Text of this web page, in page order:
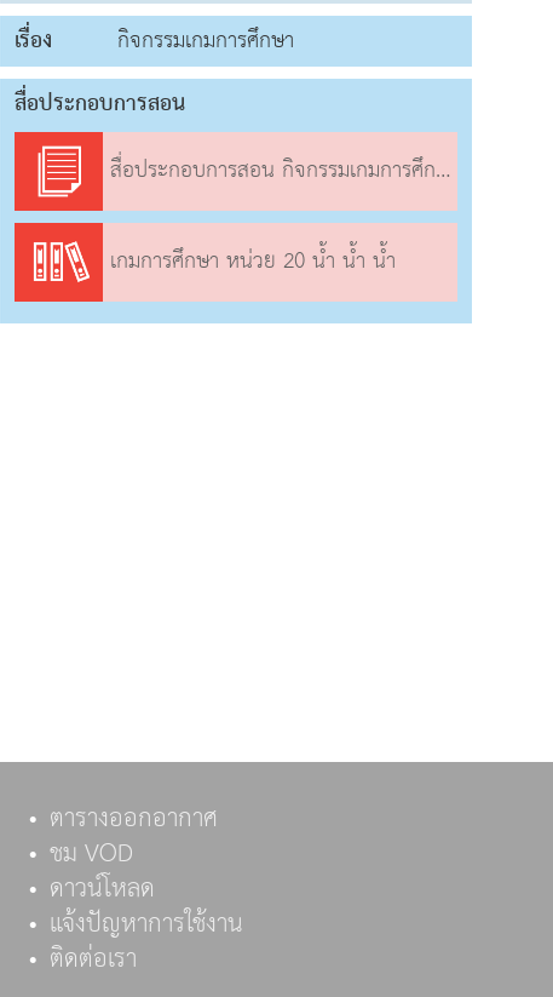
เรื่อง
กิจกรรมเกมการศึกษา
สื่อประกอบการสอน
สื่อประกอบการสอน กิจกรรมเกมการศึกษา
เกมการศึกษา หน่วย 20 น้ำ น้ำ น้ำ
ตารางออกอากาศ
ชม VOD
ดาวน์โหลด
แจ้งปัญหาการใช้งาน
ติดต่อเรา